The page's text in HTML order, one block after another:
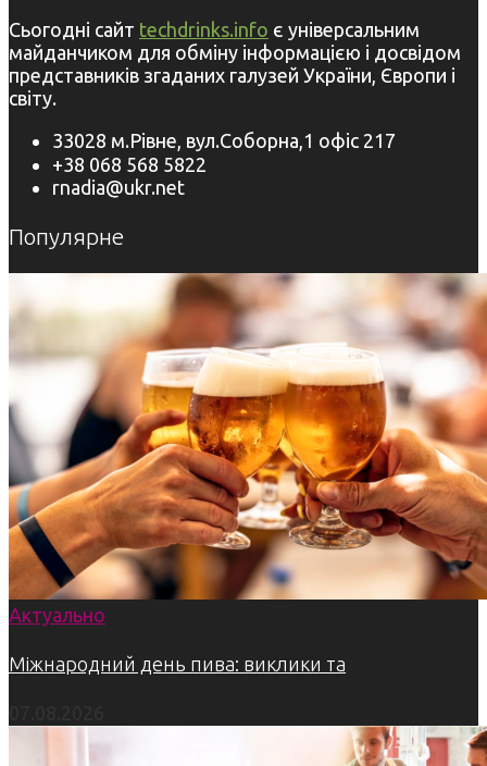
Сьогодні сайт techdrinks.info є універсальним
майданчиком для обміну інформацією і досвідом
представників згаданих галузей України, Європи і
світу.
33028 м.Рівне, вул.Соборна,1 офіс 217
+38 068 568 5822
rnadia@ukr.net
Популярне
Актуально
Міжнародний день пива: виклики та